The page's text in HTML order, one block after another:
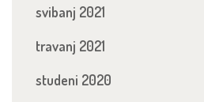
svibanj 2021
travanj 2021
studeni 2020